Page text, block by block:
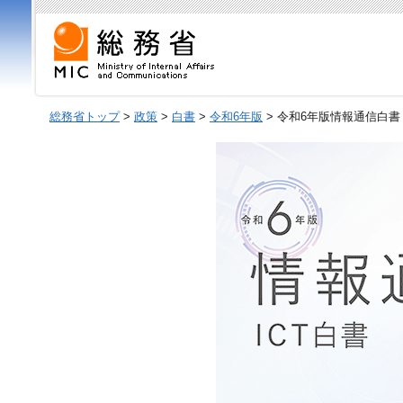
総務省トップ> 政策 > 白書 > 令和6年版 > 令和6年版情報通信白